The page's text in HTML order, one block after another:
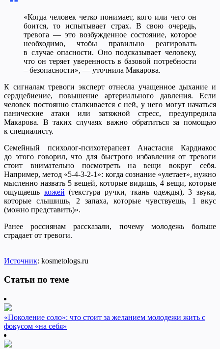
«Когда человек четко понимает, кого или чего он
боится, то испытывает страх. В свою очередь,
тревога — это возбужденное состояние, которое
необходимо, чтобы правильно реагировать
в случае опасности. Оно подсказывает человеку,
что он теряет уверенность в базовой потребности
– безопасности», — уточнила Макарова.
К сигналам тревоги эксперт отнесла учащенное дыхание и
сердцебиение, повышение артериального давления. Если
человек постоянно сталкивается с ней, у него могут начаться
панические атаки или затяжной стресс, предупредила
Макарова. В таких случаях важно обратиться за помощью
к специалисту.
Семейный психолог-психотерапевт Анастасия Кардиакос
до этого говорил, что для быстрого избавления от тревоги
стоит внимательно посмотреть на вещи вокруг себя.
Например, метод «5-4-3-2-1»: когда сознание «улетает», нужно
мысленно назвать 5 вещей, которые видишь, 4 вещи, которые
ощущаешь кожей (текстура ручки, ткань одежды), 3 звука,
которые слышишь, 2 запаха, которые чувствуешь, 1 вкус
(можно представить)».
Ранее россиянам рассказали, почему молодежь больше
страдает от тревоги.
Источник: kosmetologs.ru
Статьи по теме
«Поколение соло»: что стоит за желанием молодежи жить с
фокусом «на себя»